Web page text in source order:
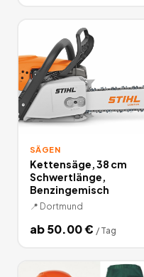
SÄGEN
Kettensäge, 38 cm
Schwertlänge,
Benzingemisch
📍 Dortmund
ab50.00€ / Tag